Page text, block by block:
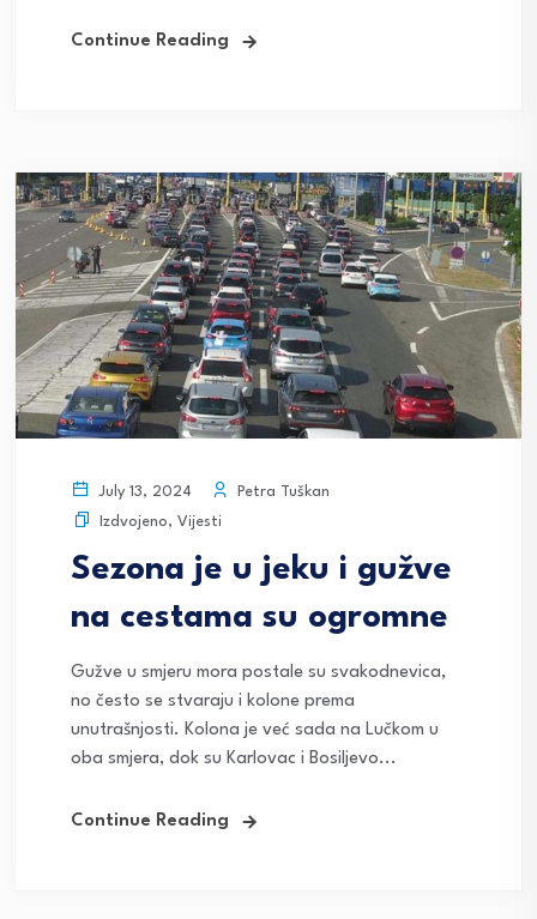
Continue Reading
July 13, 2024
Petra Tuškan
Izdvojeno, Vijesti
Sezona je u jeku i gužve
na cestama su ogromne
Gužve u smjeru mora postale su svakodnevica,
no često se stvaraju i kolone prema
unutrašnjosti. Kolona je već sada na Lučkom u
oba smjera, dok su Karlovac i Bosiljevo...
Continue Reading